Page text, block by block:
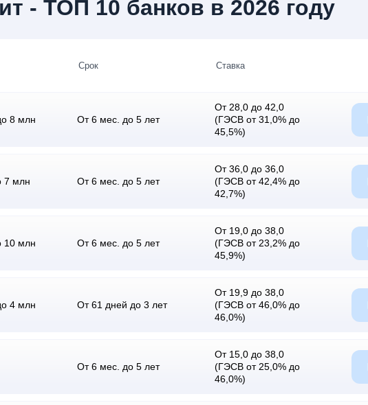
- ТОП 10 банков в 2026 году
Срок Ставка
8 млн От 6 мес. до 5 лет
От 28,0 до 42,0
(ГЭСВ от 31,0% до
45,5%)
7 млн От 6 мес. до 5 лет
От 36,0 до 36,0
(ГЭСВ от 42,4% до
42,7%)
10 млн От 6 мес. до 5 лет
От 19,0 до 38,0
(ГЭСВ от 23,2% до
45,9%)
4 млн От 61 дней до 3 лет
От 19,9 до 38,0
(ГЭСВ от 46,0% до
46,0%)
От 6 мес. до 5 лет
От 15,0 до 38,0
(ГЭСВ от 25,0% до
46,0%)